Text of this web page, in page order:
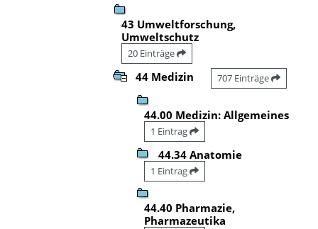
43 Umweltforschung,
Umweltschutz
20 Einträge
44 Medizin 707 Einträge
44.00 Medizin: Allgemeines
1 Eintrag
44.34 Anatomie
1 Eintrag
44.40 Pharmazie,
Pharmazeutika